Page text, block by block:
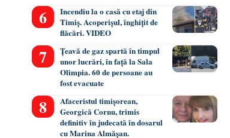
Incendiu la o casă cu etaj din
Timiș. Acoperișul, înghițit de
flăcări. VIDEO
Țeavă de gaz spartă în timpul
unor lucrări, în față la Sala
Olimpia. 60 de persoane au
fost evacuate
Afaceristul timișorean,
Georgică Cornu, trimis
definitiv în judecată în dosarul
cu Marina Almășan.